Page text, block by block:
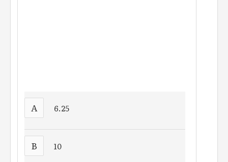
A 6.25
B 10